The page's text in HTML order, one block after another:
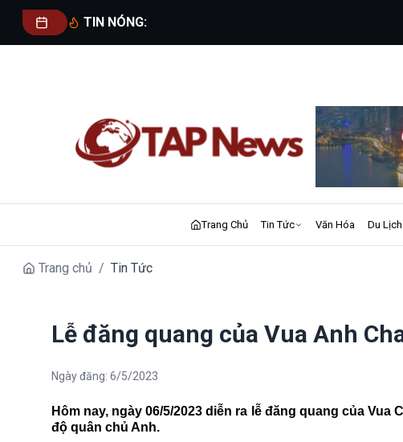
TIN NÓNG:
Trang Chủ Tin Tức Văn Hóa Du Lịch
Trang chủ / Tin Tức
Lễ đăng quang của Vua Anh
Ngày đăng: 6/5/2023
Hôm nay, ngày 06/5/2023 diễn ra lễ đăng quang của
độ quân chủ Anh.